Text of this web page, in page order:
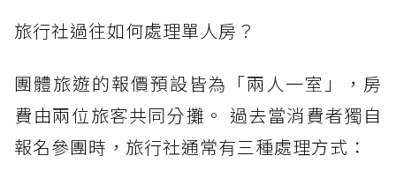
旅行社過往如何處理單人房？
團體旅遊的報價預設皆為「兩人一室」，房
費由兩位旅客共同分攤。 過去當消費者獨自
報名參團時，旅行社通常有三種處理方式：